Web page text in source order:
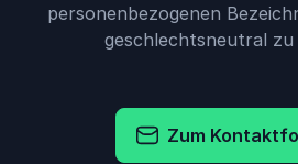
personenbezogenen
geschlechtsneutral zu
Zum